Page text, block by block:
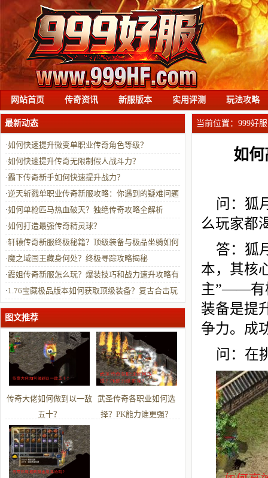
网站首页 传奇资讯 新服版本 实用评测 玩法攻略
当前位置： 999好服
如
问：狐
么玩家都
答：狐
本，其核
主”——有
装备是提
争力。成
问：在
最新动态
·如何快速提升微变单职业传奇角色等级？
·如何快速提升传奇无限制假人战斗力？
·霸下传奇新手如何快速提升战力？
·逆天斩戮单职业传奇新服攻略：你遇到的疑难问题
都在这解决？
·如何单枪匹马热血破天？独绝传奇攻略全解析
·如何打造最强传奇精灵球？
·轩辕传奇新服终极秘籍？顶级装备与极品坐骑如何
轻松获取？
·魔之域国王藏身何处？终极寻踪攻略揭秘
·霞姐传奇新服怎么玩？爆装技巧和战力速升攻略有
哪些？
·1.76宝藏极品版本如何获取顶级装备？复古合击玩
法有哪些制胜技巧？
图文推荐
传奇大佬如何做到以一敌
五十？
武圣传奇各职业如何选
择？PK能力谁更强？